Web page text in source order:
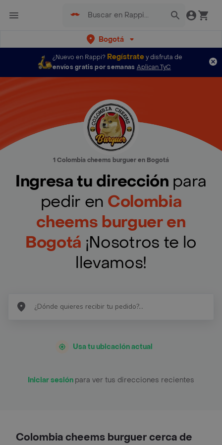
Bogotá
¿Nuevo en Rappi? Regístratey disfruta de
envíos gratis por semanas Aplican TyC
1 Colombia cheems burguer en Bogotá
Ingresa tu dirección para
pedir en Colombia
cheems burguer en
Bogotá ¡Nosotros te lo
llevamos!
Usa tu ubicación actual
Iniciar sesión para ver tus direcciones recientes
Colombia cheems burguer cerca de